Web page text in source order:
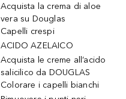
Acquista la crema di aloe
vera su Douglas
Capelli crespi
ACIDO AZELAICO
Acquista le creme all’acido
salicilico da DOUGLAS
Colorare i capelli bianchi